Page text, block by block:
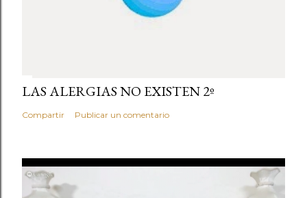
LAS ALERGIAS NO EXISTEN 2º
Compartir Publicar un comentario